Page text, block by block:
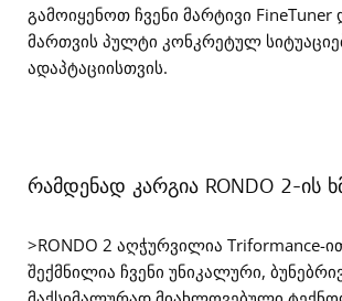
გამოიყენოთ ჩვენი მარტივი FineTuner
მართვის პულტი კონკრეტულ
ადაპტაციისთვის.
რამდენად კარგია RONDO 2-ის
>RONDO 2 აღჭურვილია Triformance-
შექმნილია ჩვენი უნიკალური,